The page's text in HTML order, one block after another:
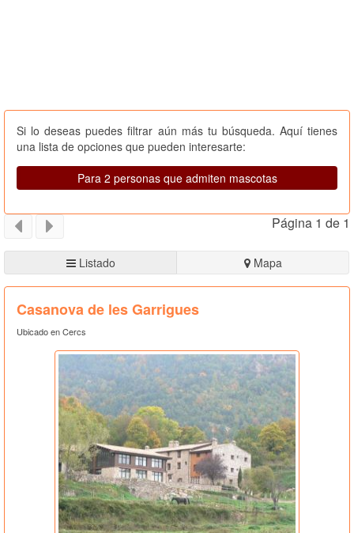
Si lo deseas puedes filtrar aún más tu búsqueda. Aquí tienes
una lista de opciones que pueden interesarte:
Para 2 personas que admiten mascotas
Página 1 de 1
Listado Mapa
Casanova de les Garrigues
Ubicado en Cercs